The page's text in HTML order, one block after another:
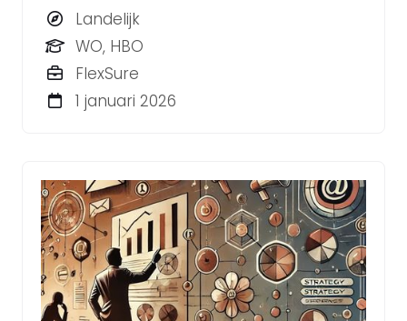
gebruiksvriendelijkheid moeiteloos
combineert?
Landelijk
WO, HBO
FlexSure
1 januari 2026